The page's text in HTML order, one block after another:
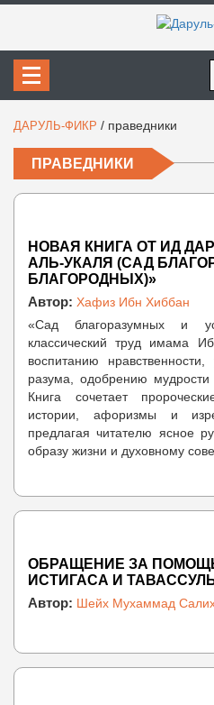
ДАРУЛЬ-ФИКР / праведники
ПРАВЕДНИКИ
НОВАЯ КНИГА ОТ ИД
АЛЬ-УКАЛЯ (CАД
БЛАГОРОДНЫХ)»
Автор: Хафиз Ибн Хиббан
«Сад благоразумных и
классический труд имама
воспитанию
разума, одобрению
Книга сочетает
истории, афоризмы и
предлагая читателю ясное
образу жизни и духовному
ОБРАЩЕНИЕ ЗА
ИСТИГАСА И
Автор: Шейх Мухаммад Салих